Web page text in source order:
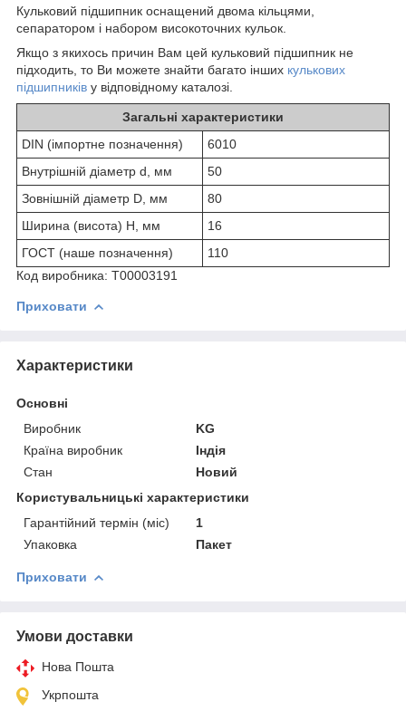
Кульковий підшипник оснащений двома кільцями,
сепаратором і набором високоточних кульок.
Якщо з якихось причин Вам цей кульковий підшипник не
підходить, то Ви можете знайти багато інших кулькових
підшипників у відповідному каталозі.
Загальні характеристики
DIN (імпортне позначення)
6010
Внутрішній діаметр d, мм
50
Зовнішній діаметр D, мм
80
Ширина (висота) H, мм
16
ГОСТ (наше позначення)
110
Код виробника: Т00003191
Приховати
Характеристики
Основні
Виробник
KG
Країна виробник
Індія
Стан
Новий
Користувальницькі характеристики
Гарантійний термін (міс)
1
Упаковка
Пакет
Приховати
Умови доставки
Нова Пошта
Укрпошта